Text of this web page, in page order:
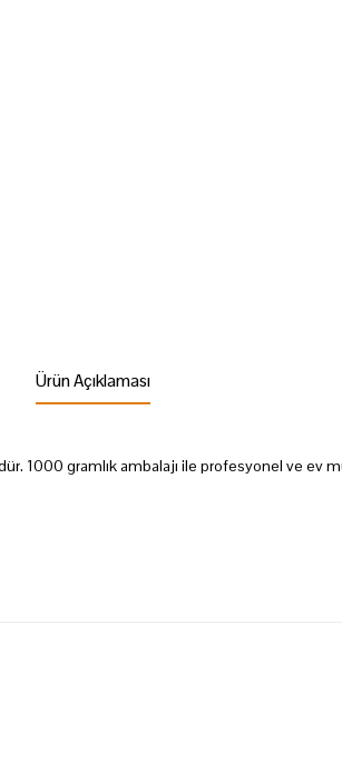
Ürün Açıklaması
1000 gramlık ambalajı ile profesyonel ve ev